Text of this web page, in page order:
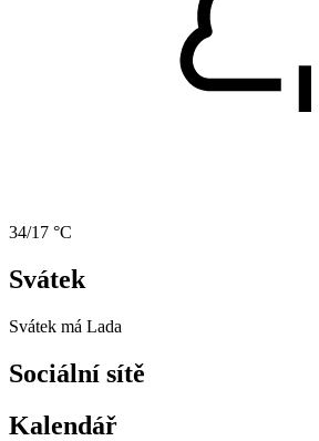
34/17 °C
Svátek
Svátek má Lada
Sociální sítě
Kalendář